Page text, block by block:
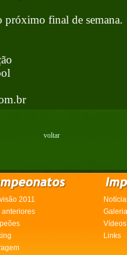
próximo final de semana.
voltar
2011
anteriores
Vídeos
Links